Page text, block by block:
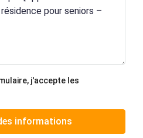
j'accepte les
informations